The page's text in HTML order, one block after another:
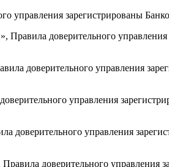
зарегистрированы
доверительного управления
управления
управления
управления
доверительного управления